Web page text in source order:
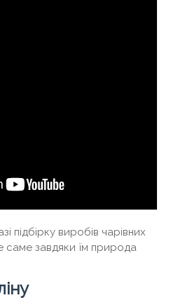
підбірку виробів чарівних
саме завдяки їм природа